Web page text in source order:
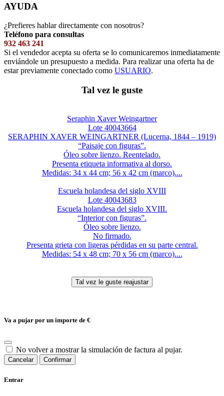
AYUDA
¿Prefieres hablar directamente con nosotros?
Teléfono para consultas
932 463 241
Si el vendedor acepta su oferta se lo comunicaremos inmediatamente
enviándole un presupuesto a medida. Para realizar una oferta ha de
estar previamente conectado como USUARIO.
Tal vez le guste
Seraphin Xaver Weingartner
Lote 40043664
SERAPHIN XAVER WEINGARTNER (Lucerna, 1844 – 1919)
“Paisaje con figuras”.
Óleo sobre lienzo. Reentelado.
Presenta etiqueta informativa al dorso.
Medidas: 34 x 44 cm; 56 x 42 cm (marco)....
Escuela holandesa del siglo XVIII
Lote 40043683
Escuela holandesa del siglo XVIII.
“Interior con figuras”.
Óleo sobre lienzo.
No firmado.
Presenta grieta con ligeras pérdidas en su parte central.
Medidas: 54 x 48 cm; 70 x 56 cm (marco)....
Va a pujar por un importe de €
No volver a mostrar la simulación de factura al pujar.
Cancelar Confirmar
Entrar